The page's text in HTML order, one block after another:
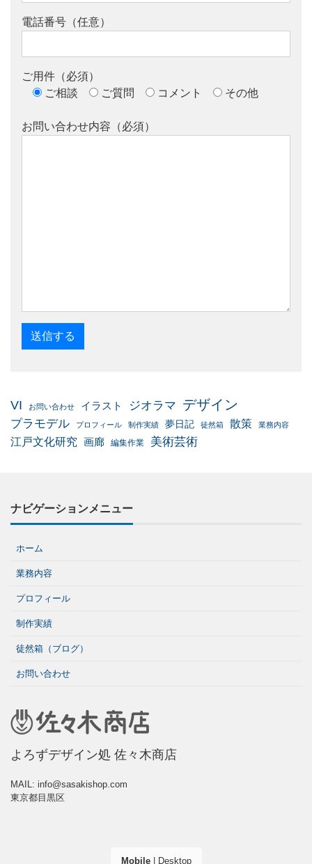
電話番号（任意）
ご用件（必須）
ご相談
ご質問 コメント その他
お問い合わせ内容（必須）
VI お問い合わせ イラスト ジオラマ デザイン
プラモデル プロフィール 制作実績 夢日記 徒然箱 散策 業務内容
江戸文化研究 画廊 編集作業 美術芸術
ナビゲーションメニュー
ホーム
業務内容
プロフィール
制作実績
徒然箱（ブログ）
お問い合わせ
よろずデザイン処 佐々木商店
MAIL: info@sasakishop.com
東京都目黒区
Mobile| Desktop